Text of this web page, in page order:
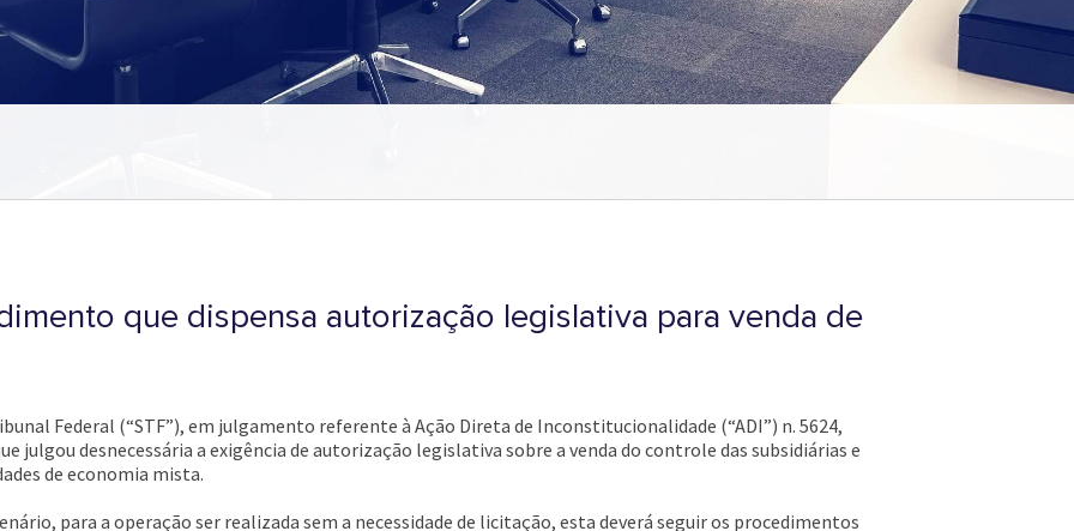
que dispensa autorização legislativa para venda de
Federal (“STF”), em julgamento referente à Ação Direta de Inconstitucionalidade (“ADI”) n. 5624,
julgou desnecessária a exigência de autorização legislativa sobre a venda do controle das subsidiárias e
de economia mista.
para a operação ser realizada sem a necessidade de licitação, esta deverá seguir os procedimentos